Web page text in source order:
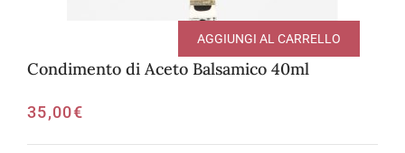
Condimento di Aceto Balsamico 40ml
35,00€
AGGIUNGI AL CARRELLO